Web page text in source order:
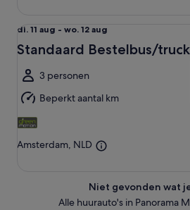
di.
11
tot
wo.
12
aug
di. 11 aug - wo. 12 aug
Standaard Bestelbus/truck
3 personen
Beperkt aantal km
Amsterdam, NLD
Niet gevonden wat
Alle huurauto's in Panorama